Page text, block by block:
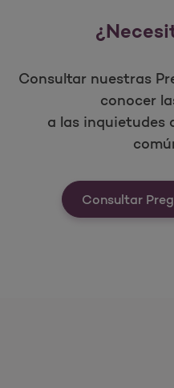
Consultar nuestras
conocer
a las inquietudes
Consultar